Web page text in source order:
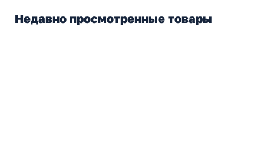
Недавно просмотренные товары